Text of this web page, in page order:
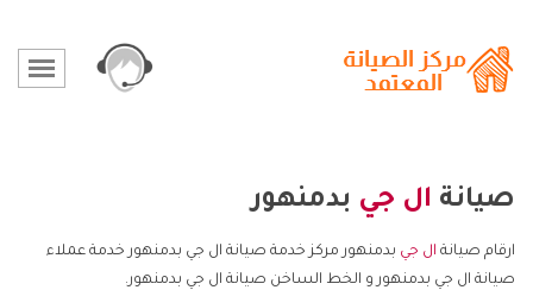
صيانة ال جي بدمنهور
ارقام صيانة ال جي بدمنهور مركز خدمة صيانة ال جي بدمنهور خدمة عملاء
صيانة ال جي بدمنهور و الخط الساخن صيانة ال جي بدمنهور.